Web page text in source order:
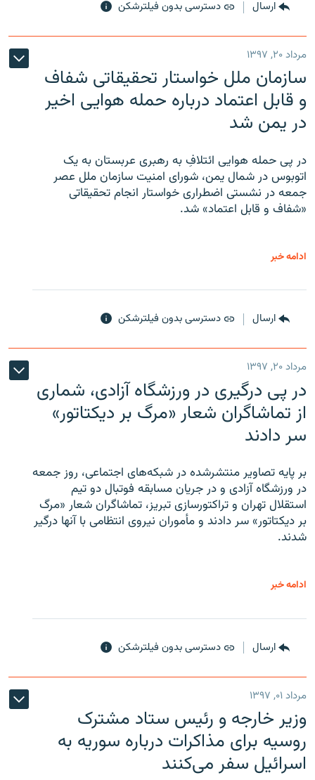
ارسال دسترسی بدون فیلترشکن
مرداد ۲۰, ۱۳۹۷
سازمان ملل خواستار تحقیقاتی شفاف
و قابل اعتماد درباره حمله هوایی اخیر
در یمن شد
در پی حمله هوایی ائتلافِ به رهبری عربستان به یک
اتوبوس در شمال یمن، شورای امنیت سازمان ملل عصر
جمعه در نشستی اضطراری خواستار انجام تحقیقاتی
«شفاف و قابل اعتماد» شد.
ادامه خبر
ارسال دسترسی بدون فیلترشکن
مرداد ۲۰, ۱۳۹۷
در پی درگیری در ورزشگاه آزادی، شماری
از تماشاگران شعار «مرگ بر دیکتاتور»
سر دادند
بر پایه تصاویر منتشرشده در شبکه‌های اجتماعی، روز جمعه
در ورزشگاه آزادی و در جریان مسابقه فوتبال دو تیم
استقلال تهران و تراکتورسازی تبریز، تماشاگران شعار «مرگ
بر دیکتاتور» سر دادند و مأموران نیروی انتظامی با آنها درگیر
شدند.
ادامه خبر
ارسال دسترسی بدون فیلترشکن
مرداد ۰۱, ۱۳۹۷
وزیر خارجه و رئیس‌ ستاد مشترک
روسیه برای مذاکرات درباره سوریه به
اسرائیل سفر می‌کنند